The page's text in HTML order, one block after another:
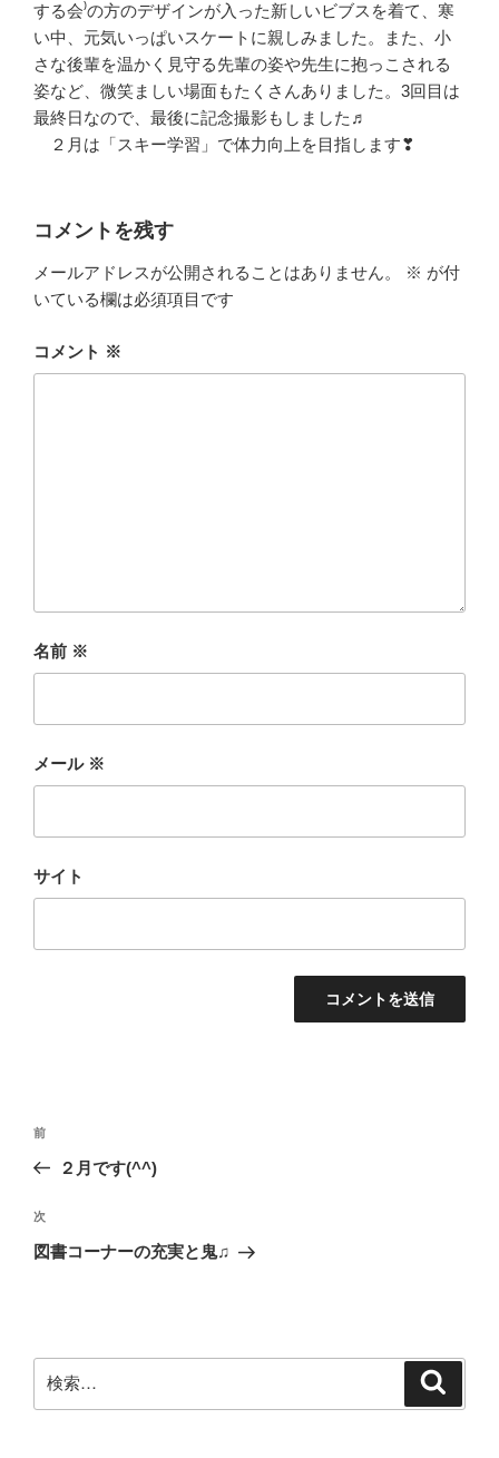
する会⁾の方のデザインが入った新しいビブスを着て、寒
い中、元気いっぱいスケートに親しみました。また、小
さな後輩を温かく見守る先輩の姿や先生に抱っこされる
姿など、微笑ましい場面もたくさんありました。3回目は
最終日なので、最後に記念撮影もしました♬
２月は「スキー学習」で体力向上を目指します❣
コメントを残す
メールアドレスが公開されることはありません。 ※ が付
いている欄は必須項目です
コメント ※
名前 ※
メール ※
サイト
投
ビ
ゲ
ン
前
の
稿
前
２月です(^^)
次
の
次
図書コーナーの充実と鬼♫
索: